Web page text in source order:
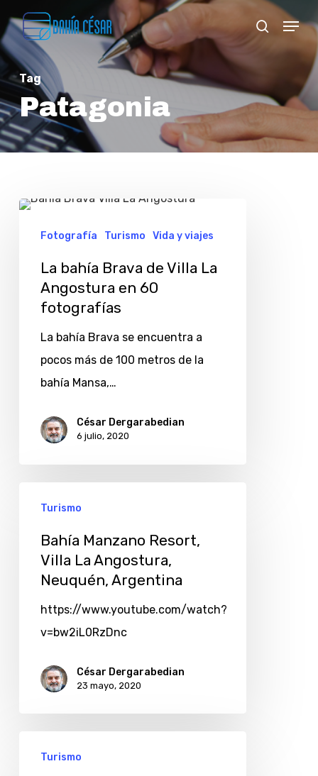
to
main
content
search
Menu
Tag
Patagonia
La
bahía
Angostura
fotografías
Fotografía Turismo Vida y viajes
La bahía Brava de Villa La
Angostura en 60
fotografías
La bahía Brava se encuentra a
pocos más de 100 metros de la
bahía Mansa,…
César Dergarabedian
6 julio, 2020
Turismo
Bahía Manzano Resort,
Villa La Angostura,
Neuquén, Argentina
https://www.youtube.com/watch?
v=bw2iL0RzDnc
César Dergarabedian
23 mayo, 2020
Turismo
Close
Menu